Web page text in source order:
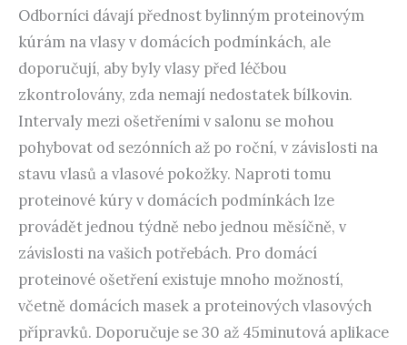
Odborníci dávají přednost bylinným proteinovým
kúrám na vlasy v domácích podmínkách, ale
doporučují, aby byly vlasy před léčbou
zkontrolovány, zda nemají nedostatek bílkovin.
Intervaly mezi ošetřeními v salonu se mohou
pohybovat od sezónních až po roční, v závislosti na
stavu vlasů a vlasové pokožky. Naproti tomu
proteinové kúry v domácích podmínkách lze
provádět jednou týdně nebo jednou měsíčně, v
závislosti na vašich potřebách. Pro domácí
proteinové ošetření existuje mnoho možností,
včetně domácích masek a proteinových vlasových
přípravků. Doporučuje se 30 až 45minutová aplikace